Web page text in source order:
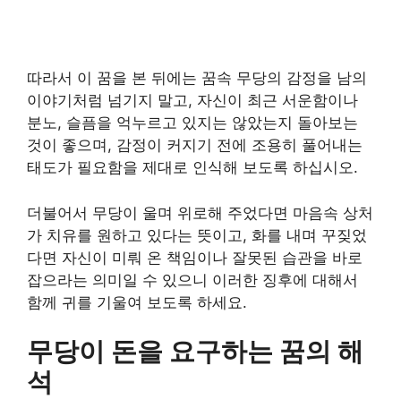
따라서 이 꿈을 본 뒤에는 꿈속 무당의 감정을 남의
이야기처럼 넘기지 말고, 자신이 최근 서운함이나
분노, 슬픔을 억누르고 있지는 않았는지 돌아보는
것이 좋으며, 감정이 커지기 전에 조용히 풀어내는
태도가 필요함을 제대로 인식해 보도록 하십시오.
더불어서 무당이 울며 위로해 주었다면 마음속 상처
가 치유를 원하고 있다는 뜻이고, 화를 내며 꾸짖었
다면 자신이 미뤄 온 책임이나 잘못된 습관을 바로
잡으라는 의미일 수 있으니 이러한 징후에 대해서
함께 귀를 기울여 보도록 하세요.
무당이 돈을 요구하는 꿈의 해
석